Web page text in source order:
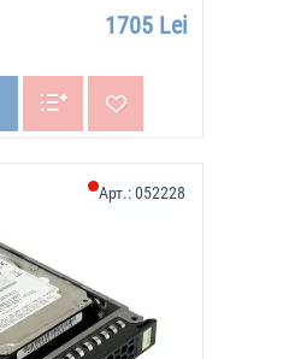
1705 Lei
Арт.:052228